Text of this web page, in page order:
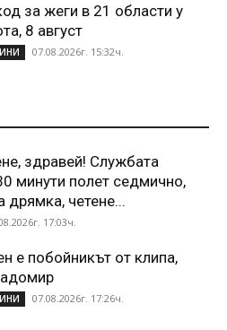
за жеги в 21 области у
8 август
07.08.2026г. 15:32ч.
здравей! Службата
минути полет седмично,
дрямка, четене...
17:03ч.
е побойникът от клипа,
07.08.2026г. 17:26ч.